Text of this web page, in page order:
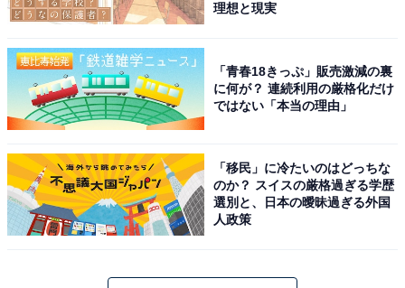
理想と現実
「青春18きっぷ」販売激減の裏
に何が？ 連続利用の厳格化だけ
ではない「本当の理由」
「移民」に冷たいのはどっちな
のか？ スイスの厳格過ぎる学歴
選別と、日本の曖昧過ぎる外国
人政策